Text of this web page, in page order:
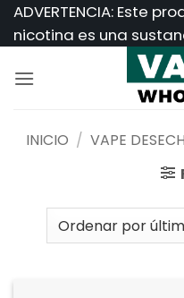
Saltar
ADVERTENCIA: Este
nicotina es una
INICIO / VAPE